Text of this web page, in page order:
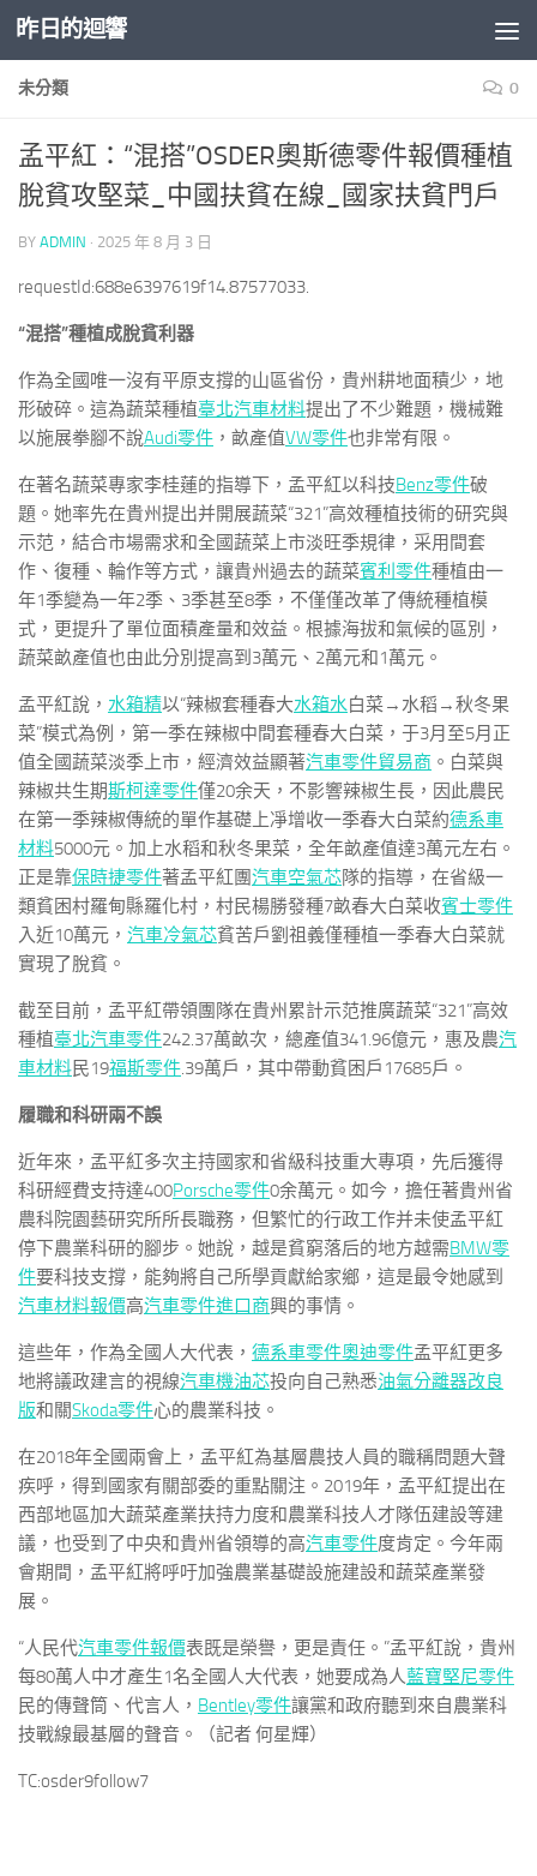
Skip to content
昨日的迴響
未分類 0
孟平紅：“混搭”OSDER奧斯德零件報價種植
脫貧攻堅菜_中國扶貧在線_國家扶貧門戶
BY ADMIN · 2025 年 8 月 3 日
requestId:688e6397619f14.87577033.
“混搭”種植成脫貧利器
作為全國唯一沒有平原支撐的山區省份，貴州耕地面積少，地
形破碎。這為蔬菜種植臺北汽車材料提出了不少難題，機械難
以施展拳腳不說Audi零件 ，畝產值VW零件也非常有限。
在著名蔬菜專家李桂蓮的指導下，孟平紅以科技Benz零件破
題。她率先在貴州提出并開展蔬菜“321”高效種植技術的研究與
示范，結合市場需求和全國蔬菜上市淡旺季規律，采用間套
作、復種、輪作等方式，讓貴州過去的蔬菜賓利零件種植由一
年1季變為一年2季、3季甚至8季，不僅僅改革了傳統種植模
式，更提升了單位面積產量和效益。根據海拔和氣候的區別，
蔬菜畝產值也由此分別提高到3萬元、2萬元和1萬元。
孟平紅說， 水箱精以“辣椒套種春大水箱水白菜→水稻→秋冬果
菜”模式為例，第一季在辣椒中間套種春大白菜，于3月至5月正
值全國蔬菜淡季上市，經濟效益顯著汽車零件貿易商 。白菜與
辣椒共生期斯柯達零件僅20余天，不影響辣椒生長，因此農民
在第一季辣椒傳統的單作基礎上凈增收一季春大白菜約德系車
材料5000元。加上水稻和秋冬果菜，全年畝產值達3萬元左右。
正是靠保時捷零件著孟平紅團汽車空氣芯隊的指導，在省級一
類貧困村羅甸縣羅化村，村民楊勝發種7畝春大白菜收賓士零件
入近10萬元， 汽車冷氣芯貧苦戶劉祖義僅種植一季春大白菜就
實現了脫貧。
截至目前，孟平紅帶領團隊在貴州累計示范推廣蔬菜“321”高效
種植臺北汽車零件242.37萬畝次，總產值341.96億元，惠及農汽
車材料民19福斯零件.39萬戶，其中帶動貧困戶17685戶。
履職和科研兩不誤
近年來，孟平紅多次主持國家和省級科技重大專項，先后獲得
科研經費支持達400Porsche零件0余萬元。如今，擔任著貴州省
農科院園藝研究所所長職務，但繁忙的行政工作并未使孟平紅
停下農業科研的腳步。她說，越是貧窮落后的地方越需BMW零
件要科技支撐，能夠將自己所學貢獻給家鄉，這是最令她感到
汽車材料報價高汽車零件進口商興的事情。
這些年，作為全國人大代表， 德系車零件奧迪零件孟平紅更多
地將議政建言的視線汽車機油芯投向自己熟悉油氣分離器改良
版和關Skoda零件心的農業科技。
在2018年全國兩會上，孟平紅為基層農技人員的職稱問題大聲
疾呼，得到國家有關部委的重點關注。2019年，孟平紅提出在
西部地區加大蔬菜產業扶持力度和農業科技人才隊伍建設等建
議，也受到了中央和貴州省領導的高汽車零件度肯定。今年兩
會期間，孟平紅將呼吁加強農業基礎設施建設和蔬菜產業發
展。
“人民代汽車零件報價表既是榮譽，更是責任。”孟平紅說，貴州
每80萬人中才產生1名全國人大代表，她要成為人藍寶堅尼零件
民的傳聲筒、代言人， Bentley零件讓黨和政府聽到來自農業科
技戰線最基層的聲音。（記者 何星輝）
TC:osder9follow7